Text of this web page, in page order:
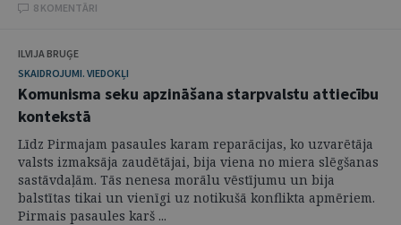
8 KOMENTĀRI
ILVIJA BRUĢE
SKAIDROJUMI. VIEDOKĻI
Komunisma seku apzināšana starpvalstu attiecību
kontekstā
Līdz Pirmajam pasaules karam reparācijas, ko uzvarētāja
valsts izmaksāja zaudētājai, bija viena no miera slēgšanas
sastāvdaļām. Tās nenesa morālu vēstījumu un bija
balstītas tikai un vienīgi uz notikušā konflikta apmēriem.
Pirmais pasaules karš ...